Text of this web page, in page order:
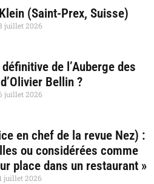
(Saint-Prex, Suisse)
juillet 2026
de l’Auberge des
Bellin ?
juillet 2026
en chef de la revue Nez) :
ou considérées comme
place dans un restaurant »
juillet 2026